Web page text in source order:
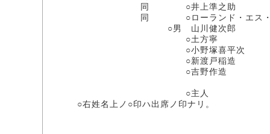
同 ○井上準之助
同 ○ローランド・エス・モ
○男 山川健次郎
○土方寧
○小野塚喜平次
○新渡戸稲造
○吉野作造
○主人
○右姓名上ノ○印ハ出席ノ印ナリ。